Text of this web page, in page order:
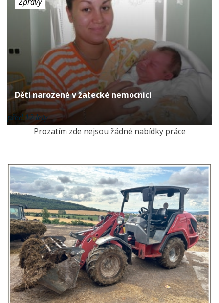
Děti narozené v žatecké nemocnici
před 12 lety
Prozatím zde nejsou žádné nabídky práce